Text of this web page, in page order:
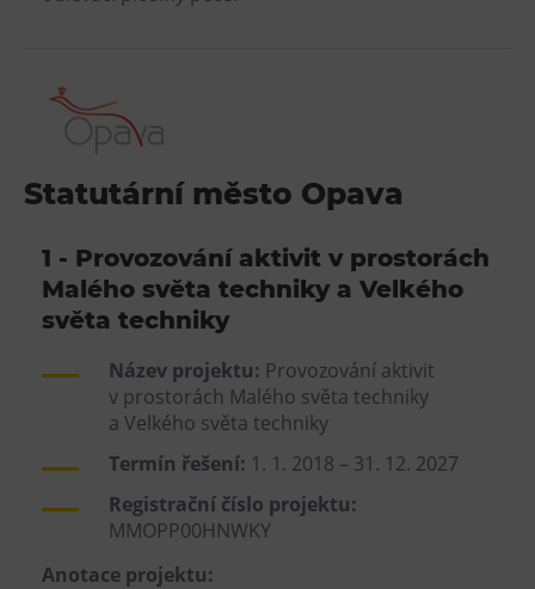
Statutární město Opava
1 - Provozování aktivit v prostorách
Malého světa techniky a Velkého
světa techniky
Název projektu: Provozování aktivit
v prostorách Malého světa techniky
a Velkého světa techniky
Termín řešení: 1. 1. 2018 – 31. 12. 2027
Registrační číslo projektu:
MMOPP00HNWKY
Anotace projektu: